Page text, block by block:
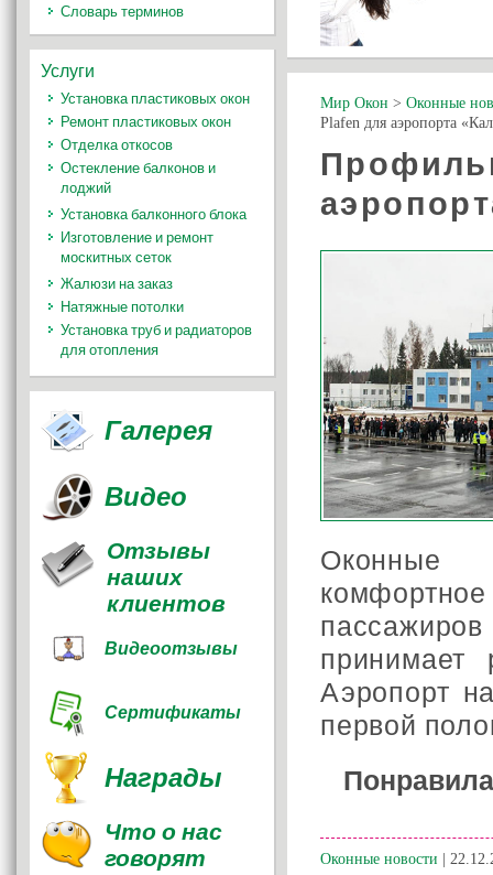
Мир Окон > Оконные
Plafen для аэропорта
Оконные
Аэропорт
первой
Оконные новости |
Словарь терминов
Услуги
Установка пластиковых окон
Ремонт пластиковых окон
Отделка откосов
Остекление балконов и
лоджий
Установка балконного блока
Изготовление и ремонт
москитных сеток
Жалюзи на заказ
Натяжные потолки
Установка труб и радиаторов
для отопления
Галерея
Видео
Отзывы
наших
клиентов
Видеоотзывы
Сертификаты
Награды
Что о нас
говорят